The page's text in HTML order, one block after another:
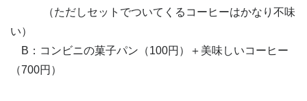
（ただしセットでついてくるコーヒーはかなり不味
い）
B：コンビニの菓子パン（100円）＋美味しいコーヒー
（700円）